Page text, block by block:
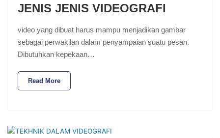
JENIS JENIS VIDEOGRAFI
video yang dibuat harus mampu menjadikan gambar
sebagai perwakilan dalam penyampaian suatu pesan.
Dibutuhkan kepekaan…
Read More